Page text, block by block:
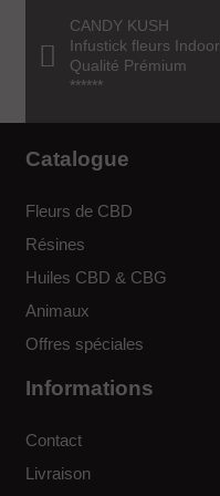
CANDY KUSH
Infustick fleurs Indoor
Qualité Prémium
******
Catalogue
Fleurs de CBD
Résines
Huiles CBD & CBG
Animaux
Offres spéciales
Informations
Contact
Livraison